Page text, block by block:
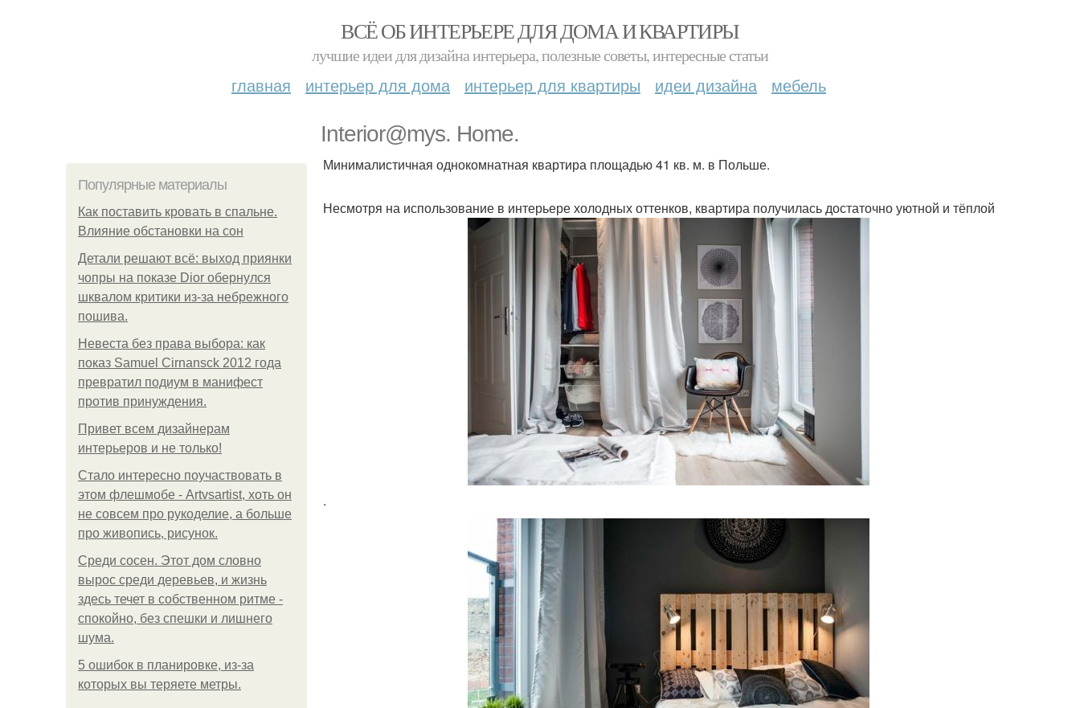
ВСЁ ОБ ИНТЕРЬЕРЕ ДЛЯ ДОМА И КВАРТИРЫ
лучшие идеи для дизайна интерьера, полезные советы, интересные статьи
главная интерьер для дома интерьер для квартиры идеи дизайна мебель
Interior@mys. Home.
Популярные материалы
Как поставить кровать в спальне.
Влияние обстановки на сон
Детали решают всё: выход приянки
чопры на показе Dior обернулся
шквалом критики из-за небрежного
пошива.
Невеста без права выбора: как
показ Samuel Cirnansck 2012 года
превратил подиум в манифест
против принуждения.
Привет всем дизайнерам
интерьеров и не только!
Стало интересно поучаствовать в
этом флешмобе - Artvsartist, хоть он
не совсем про рукоделие, а больше
про живопись, рисунок.
Среди сосен. Этот дом словно
вырос среди деревьев, и жизнь
здесь течет в собственном ритме -
спокойно, без спешки и лишнего
шума.
5 ошибок в планировке, из-за
которых вы теряете метры.
Минималистичная однокомнатная квартира площадью 41 кв. м. в Польше.
Несмотря на использование в интерьере холодных оттенков, квартира получилась достаточно уютной и тёплой
.